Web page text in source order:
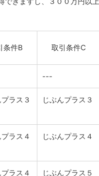
条件B 取引条件C
---
ラス３ じぶんプラス３
ラス４ じぶんプラス４
ラス４ じぶんプラス５